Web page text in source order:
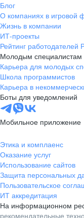
Блог
О компаниях в игровой
Жизнь в компании
ИТ-проекты
Рейтинг работодателей
Молодым специалистам
Карьера для молодых
Школа программистов
Карьера в
Боты для уведомлений
Мобильное приложение
Этика и комплаенс
Оказание услуг
Использование сайтов
Защита персональных
Пользовательское
ИТ аккредитация
На информационном
рекомендательные